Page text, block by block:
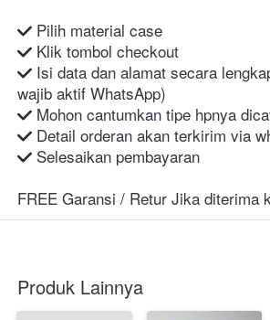
Pilih material case
Klik tombol checkout
Isi data dan alamat secara
wajib aktif WhatsApp)
Mohon cantumkan tipe hpnya
Detail orderan akan terkirim via
Selesaikan pembayaran
FREE Garansi / Retur Jika diterima
Produk Lainnya